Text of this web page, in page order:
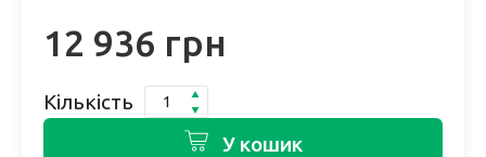
12 936 грн
Кількість
У кошик